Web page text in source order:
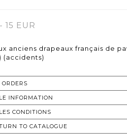
15 EUR
anciens drapeaux français de
(accidents)
ORDERS
INFORMATION
CONDITIONS
TO CATALOGUE